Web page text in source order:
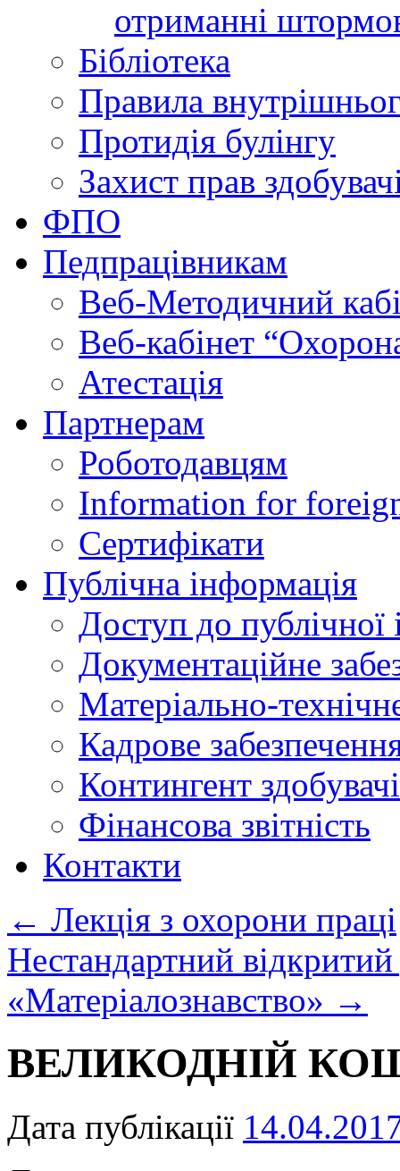
отриманні
Бібліотека
Правила
Протидія булінгу
Захист прав
ФПО
Педпрацівникам
Веб-Методичний
Веб-кабінет
Атестація
Партнерам
Роботодавцям
Information for
Сертифікати
Публічна інформація
Доступ до публічної
Документаційне
Матеріально-
Кадрове
Контингент
Фінансова звітність
Контакти
← Лекція з охорони праці
Нестандартний
«Матеріалознавство» →
ВЕЛИКОДНІЙ
Дата публікації